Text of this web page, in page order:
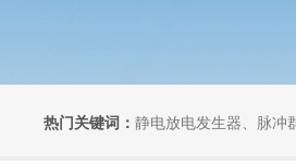
热门关键词： 静电放电发生器、脉冲群发生器